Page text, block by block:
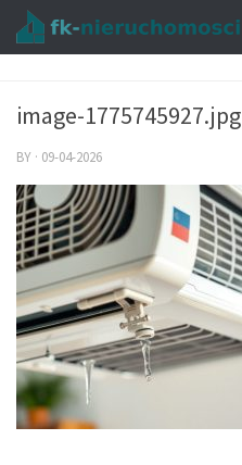
image-1775745927.jpg
BY · 09-04-2026